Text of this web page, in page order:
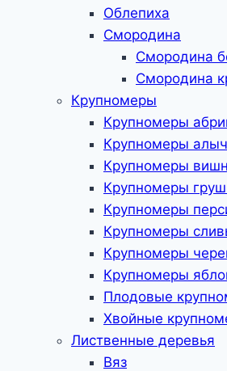
Облепиха
Смородина
Смородина
Смородина
Крупномеры
Крупномеры
Крупномеры
Крупномеры
Крупномеры
Крупномеры
Крупномеры
Крупномеры
Крупномеры
Плодовые
Хвойные
Лиственные деревья
Вяз